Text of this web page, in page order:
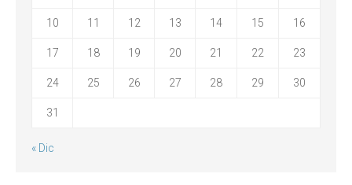
10 11 12 13 14 15 16
17 18 19 20 21 22 23
24 25 26 27 28 29 30
31
« Dic